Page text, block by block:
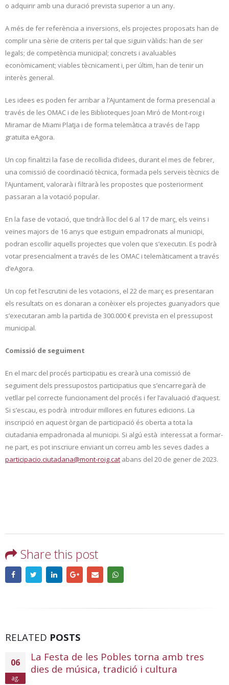
o adquirir amb una duració prevista superior a un any.
A més de fer referència a inversions, els projectes proposats han de
complir una sèrie de criteris per tal que siguin vàlids: han de ser
legals; de competència municipal; concrets i avaluables
econòmicament; viables tècnicament i, per últim, han de tenir un
interès general.
Les idees es poden fer arribar a l’Ajuntament de forma presencial a
través de les OMAC i de les Biblioteques Joan Miró de Mont-roig i
Miramar de Miami Platja i de forma telemàtica a través de l’app
gratuïta eAgora.
Un cop finalitzi la fase de recollida d’idees, durant el mes de febrer,
una comissió de coordinació tècnica, formada pels serveis tècnics de
l’Ajuntament, valorarà i filtrarà les propostes que posteriorment
passaran a la votació popular.
En la fase de votació, que tindrà lloc del 6 al 17 de març, els veïns i
veïnes majors de 16 anys que estiguin empadronats al municipi,
podran escollir aquells projectes que volen que s’executin. Es podrà
votar presencialment a través de les OMAC i telemàticament a través
d’eAgora.
Un cop fet l’escrutini de les votacions, el 22 de març es presentaran
els resultats on es donaran a conèixer els projectes guanyadors que
s’executaran amb la partida de 300.000 € prevista en el pressupost
municipal.
Comissió de seguiment
En el marc del procés participatiu es crearà una comissió de
seguiment dels pressupostos participatius que s’encarregarà de
vetllar pel correcte funcionament del procés i fer l’avaluació d’aquest.
Si s’escau, es podrà introduir millores en futures edicions. La
inscripció en aquest òrgan de participació és oberta a tota la
ciutadania empadronada al municipi. Si algú està interessat a formar-
ne part, es pot inscriure enviant un correu amb les seves dades a
participacio.ciutadana@mont-roig.cat abans del 20 de gener de 2023.
Share this post
RELATED POSTS
06
ag.
La Festa de les Pobles torna amb tres
dies de música, tradició i cultura